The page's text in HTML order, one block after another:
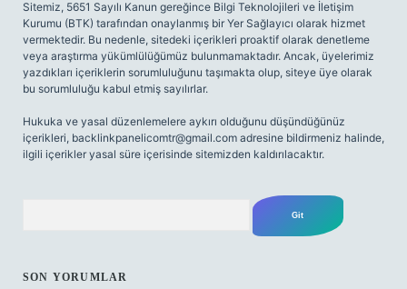
Sitemiz, 5651 Sayılı Kanun gereğince Bilgi Teknolojileri ve İletişim
Kurumu (BTK) tarafından onaylanmış bir Yer Sağlayıcı olarak hizmet
vermektedir. Bu nedenle, sitedeki içerikleri proaktif olarak denetleme
veya araştırma yükümlülüğümüz bulunmamaktadır. Ancak, üyelerimiz
yazdıkları içeriklerin sorumluluğunu taşımakta olup, siteye üye olarak
bu sorumluluğu kabul etmiş sayılırlar.
Hukuka ve yasal düzenlemelere aykırı olduğunu düşündüğünüz
içerikleri, backlinkpanelicomtr@gmail.com adresine bildirmeniz halinde,
ilgili içerikler yasal süre içerisinde sitemizden kaldırılacaktır.
SON YORUMLAR